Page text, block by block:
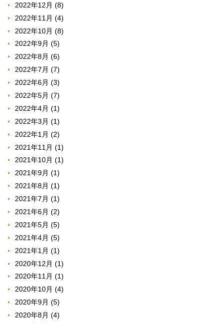
2022年12月 (8)
2022年11月 (4)
2022年10月 (8)
2022年9月 (5)
2022年8月 (6)
2022年7月 (7)
2022年6月 (3)
2022年5月 (7)
2022年4月 (1)
2022年3月 (1)
2022年1月 (2)
2021年11月 (1)
2021年10月 (1)
2021年9月 (1)
2021年8月 (1)
2021年7月 (1)
2021年6月 (2)
2021年5月 (5)
2021年4月 (5)
2021年1月 (1)
2020年12月 (1)
2020年11月 (1)
2020年10月 (4)
2020年9月 (5)
2020年8月 (4)